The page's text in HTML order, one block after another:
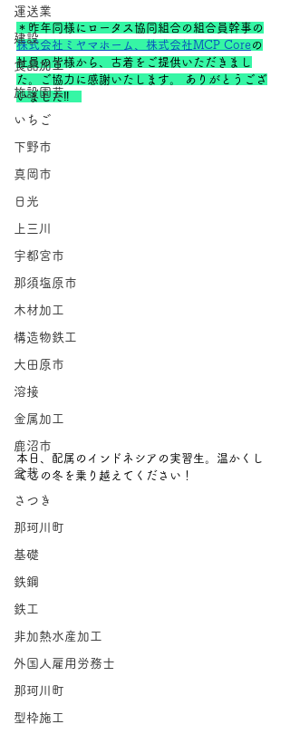
運送業
建設
食品加工
施設園芸
いちご
下野市
真岡市
日光
上三川
宇都宮市
那須塩原市
木材加工
構造物鉄工
大田原市
溶接
金属加工
鹿沼市
盆栽
さつき
那珂川町
基礎
鉄鋼
鉄工
非加熱水産加工
外国人雇用労務士
那珂川町
型枠施工
＊昨年同様にロータス協同組合の組合員幹事の
株式会社ミヤマホーム、株式会社MCP Coreの
社員の皆様から、古着をご提供いただきまし
た。ご協力に感謝いたします。 ありがとうござ
いました‼
本日、配属のインドネシアの実習生。温かくし
てこの冬を乗り越えてください！